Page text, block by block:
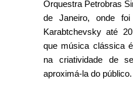
Orquestra Petrobras
de Janeiro, onde
Karabtchevsky até
que música clássica
na criatividade de
aproximá-la do público.